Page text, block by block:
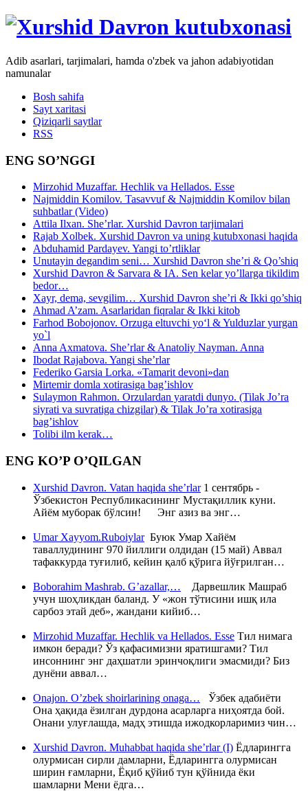
Adib asarlari, tarjimalari, hamda o'zbek va jahon adabiyotidan
namunalar
Bosh sahifa
Sayt xaritasi
Qiziqarli saytlar
RSS
ENG SO’NGGI
Mirzohid Muzaffar. Hechlik va Hellados. Esse
Najmiddin Komilov. Tasavvuf & Najmiddin Komilov bilan
suhbatlar (Video)
Attila Ilxan. She’rlar. Xurshid Davron tarjimalari
Rajab Xolbek. Xurshid Davron va uning kutubxonasi haqida
Abduhamid Pardayev. Yangi to’rtliklar
Unutayin degandim seni… Xurshid Davron she’ri & Qo’shiq
Xurshid Davron & Sarvara & IA. Sen kelar yo’llarga tikildim
bedor…
Xayr, dema, sevgilim… Xurshid Davron she’ri & Ikki qo’shiq
Ahmad A’zam. Asarlaridan fiqralar & Ikki kitob
Farhod Bobojonov. Orzuga eltuvchi yo‘l & Yulduzlar yurgan
yo`l
Anna Axmatova. She’rlar & Anatoliy Nayman. Anna
Ibodat Rajabova. Yangi she’rlar
Federiko Garsia Lorka. «Tamarit devoni»dan
Mirtemir domla xotirasiga bag’ishlov
Sulaymon Rahmon. Orzulardan yaratdi dunyo. (Tilak Jo’ra
siyrati va suvratiga chizgilar) & Tilak Jo’ra xotirasiga
bag’ishlov
Tolibi ilm kerak…
ENG KO’P O’QILGAN
Xurshid Davron. Vatan haqida she’rlar1 сентябрь -
Ўзбекистон Республикасининг Мустақиллик куни.
Айём муборак бўлсин! Энг азиз ва энг…
Umar Xayyom.RuboiylarБуюк Умар Хайём
таваллудининг 970 йиллиги олдидан (15 май) Аввал
тафаккурда туғилиб, кейин қалб қўрига йўғрилган…
Boborahim Mashrab. G’azallar,… Дарвешлик Машраб
учун шоҳликдан баланд. У «жон тўтисини ишқ ила
сарбоз этай деб», жандани кийиб…
Mirzohid Muzaffar. Hechlik va Hellados. Esse Тил нимага
имкон беради? Ўз қафасимизни яратишгами? Тил
инсоннинг энг даҳшатли эринчоқлиги эмасмиди? Биз
дунёни аввал…
Onajon. O’zbek shoirlarining onaga… Ўзбек адабиёти
Она ҳақида ёзилган дурдона асарларга ниҳоятда бой.
Онани улуғлашда, мадҳ этишда ижодкорларимиз чин…
Xurshid Davron. Muhabbat haqida she’rlar (I) Ёдларингга
олурмисан сирли дамларни, Ёдларингга олурмисан
ширин ғамларни, Ёқиб қўйиб тун қўйнида ёки
шамларни Мени ёдга…